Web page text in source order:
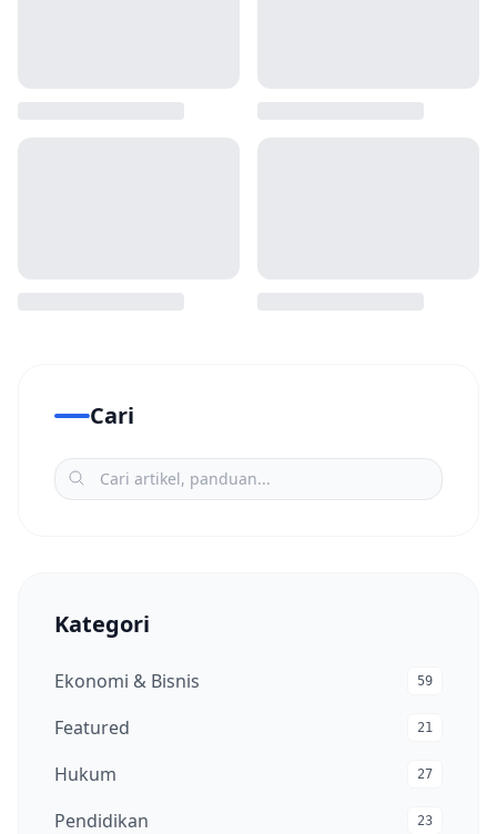
Cari
Kategori
Ekonomi & Bisnis 59
Featured 21
Hukum 27
Pendidikan 23